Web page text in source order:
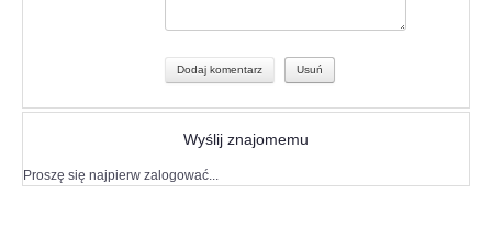
Wyślij znajomemu
Proszę się najpierw zalogować...